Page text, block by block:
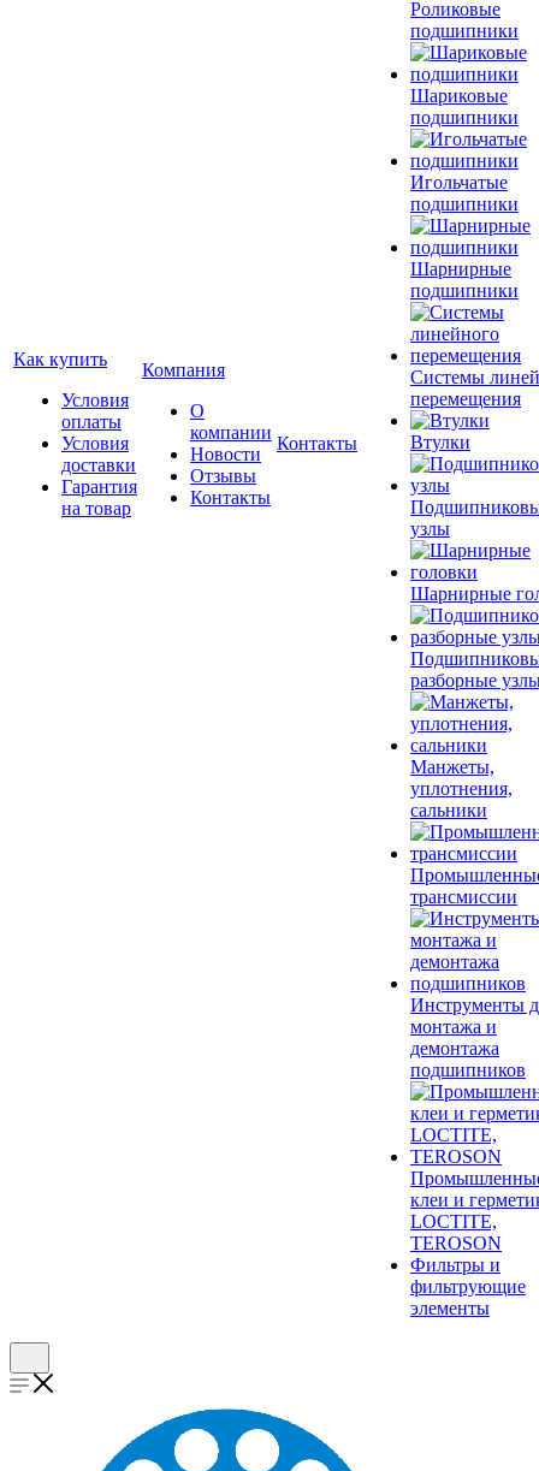
Как купить
Условия
оплаты
Условия
доставки
Гарантия
на товар
Компания
О
компании
Новости
Отзывы
Контакты
Контакты
Роликовые
подшипники
Шариковые
подшипники
Игольчатые
подшипники
Шарнирные
подшипники
Системы
перемещения
Втулки
узлы
Шарнирные
разборные
Манжеты,
уплотнения,
сальники
трансмиссии
Инструменты
монтажа и
демонтажа
подшипников
клеи и
LOCTITE,
TEROSON
Фильтры и
фильтрующие
элементы